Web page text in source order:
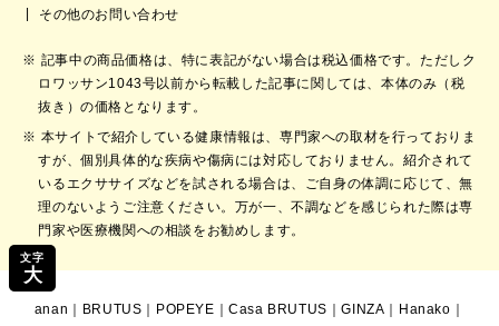
文字
大
その他のお問い合わせ
記事中の商品価格は、特に表記がない場合は税込価格です。ただしク
ロワッサン1043号以前から転載した記事に関しては、本体のみ（税
抜き）の価格となります。
本サイトで紹介している健康情報は、専門家への取材を行っておりま
すが、個別具体的な疾病や傷病には対応しておりません。紹介されて
いるエクササイズなどを試される場合は、ご自身の体調に応じて、無
理のないようご注意ください。万が一、不調などを感じられた際は専
門家や医療機関への相談をお勧めします。
anan ｜ BRUTUS ｜ POPEYE ｜Casa BRUTUS ｜GINZA ｜ Hanako ｜